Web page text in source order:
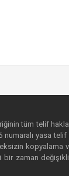
tüm telif
yasa
kopyalama
zaman